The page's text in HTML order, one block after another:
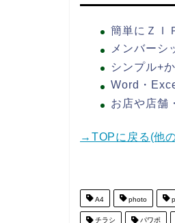
簡単にＺＩ
メンバーシ
シンプル+
Word・
お店や店舗
→TOPに戻る(他
A4 photo
チラシ パワポ